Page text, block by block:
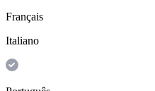
Français
Italiano